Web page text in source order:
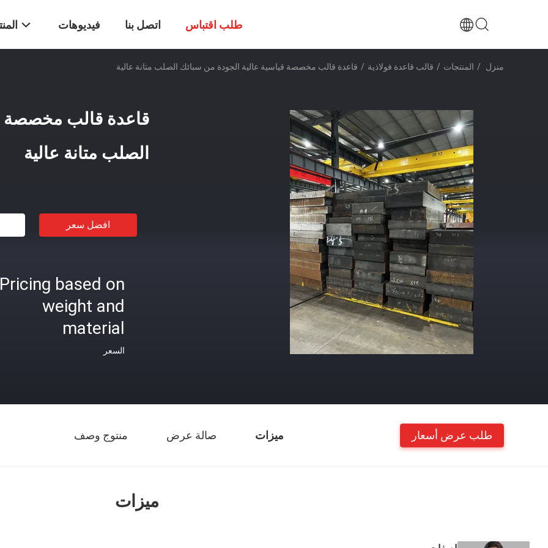
فيديوهات اتصل بنا طلب اقتباس
منزل / المنتجات / قالب قاعدة فولاذية / قاعدة قالب مخصصة قياسية عالية الجودة من سبائك الصلب متانة عالية
قاعدة قالب مخصصة
الصلب متانة عالية
افضل سعر
Pricing based on
weight and
material
السعر
ميزات صالة عرض منتوج وصف طلب عرض أسعار
ميزات